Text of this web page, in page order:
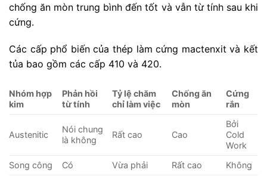
chống ăn mòn trung bình đến tốt và vẫn từ tính sau khi
cứng.
Các cấp phổ biến của thép làm cứng mactenxit và kết
tủa bao gồm các cấp 410 và 420.
Nhóm hợp
kim
Phản hồi
từ tính
Tỷ lệ chăm
chỉ làm việc
Chống ăn
mòn
Cứng
rắn
Austenitic
Nói chung
là không
Rất cao Cao
Bởi
Cold
Work
Song công
Có Vừa phải Rất cao
Không